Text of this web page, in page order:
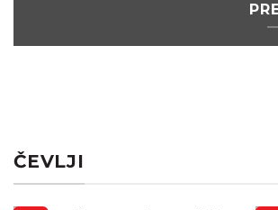
ČEVLJI